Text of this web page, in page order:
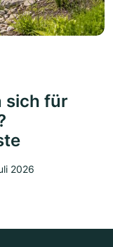
sich für
2026